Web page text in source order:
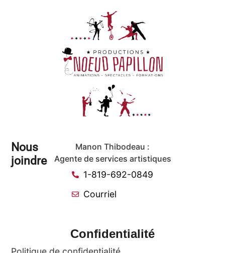
Nous
joindre
Manon Thibodeau :
Agente de services artistiques
1-819-692-0849
Courriel
Confidentialité